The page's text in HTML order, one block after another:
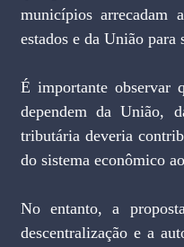
municípios arrecadam
estados e da União para
É importante observar
dependem da União,
tributária deveria
do sistema econômico
No entanto, a
descentralização e a